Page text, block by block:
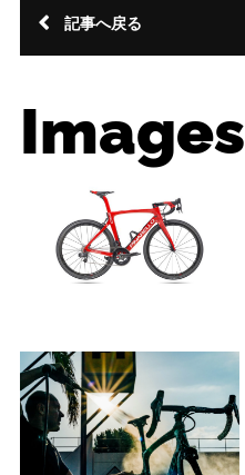
記事へ戻る
Images